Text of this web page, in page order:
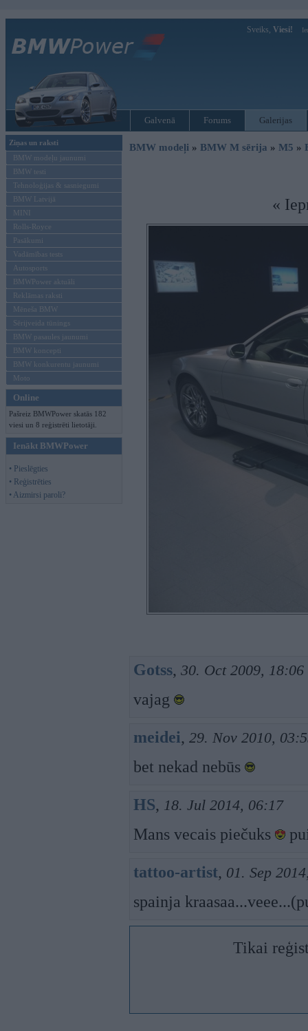
Sveiks, Viesi!
Galvenā Forums Galerijas
Ziņas un raksti
BMW modeļu jaunumi
BMW testi
Tehnoloģijas & sasniegumi
BMW Latvijā
MINI
Rolls-Royce
Pasākumi
Vadāmības tests
Autosports
BMWPower aktuāli
Reklāmas raksti
Mēneša BMW
Sērijveida tūnings
BMW pasaules jaunumi
BMW koncepti
BMW konkurentu jaunumi
Moto
Online
Pašreiz BMWPower skatās 182
viesi un 8 reģistrēti lietotāji.
Ienākt BMWPower
• Pieslēgties
• Reģistrēties
• Aizmirsi paroli?
BMW modeļi » BMW M sērija » M5 »
«
Gotss, 30. Oct 2009, 18:06
vajag
meidei, 29. Nov 2010,
bet nekad nebūs
HS, 18. Jul 2014, 06:17
Mans vecais piečuks
tattoo-artist, 01. Sep
spainja
Tikai